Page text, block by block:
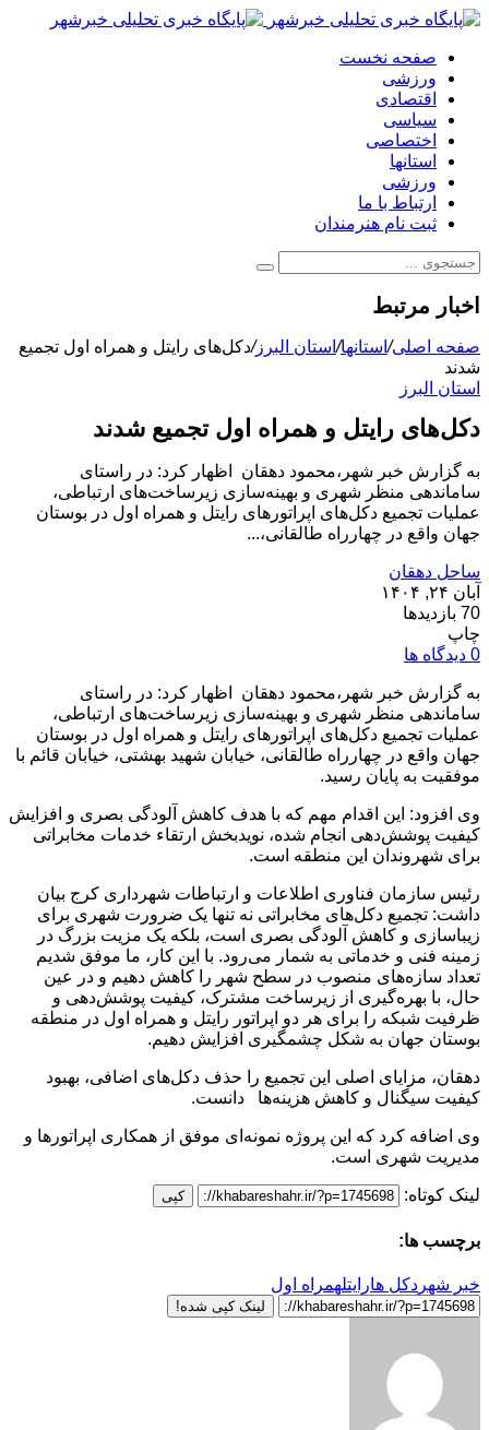
صفحه نخست
ورزشی
اقتصادی
سیاسی
اختصاصی
استانها
ورزشی
ارتباط با ما
ثبت نام هنرمندان
اخبار مرتبط
صفحه اصلی/استانها/استان البرز/دکل‌های رایتل و همراه اول تجمیع
شدند
استان البرز
دکل‌های رایتل و همراه اول تجمیع شدند
به گزارش خبر شهر،محمود دهقان اظهار کرد: در راستای
ساماندهی منظر شهری و بهینه‌سازی زیرساخت‌های ارتباطی،
عملیات تجمیع دکل‌های اپراتورهای رایتل و همراه اول در بوستان
جهان واقع در چهارراه طالقانی،...
ساحل دهقان
آبان ۲۴, ۱۴۰۴
70 بازدیدها
چاپ
0 دیدگاه ها
به گزارش خبر شهر،محمود دهقان اظهار کرد: در راستای
ساماندهی منظر شهری و بهینه‌سازی زیرساخت‌های ارتباطی،
عملیات تجمیع دکل‌های اپراتورهای رایتل و همراه اول در بوستان
جهان واقع در چهارراه طالقانی، خیابان شهید بهشتی، خیابان قائم با
موفقیت به پایان رسید.
وی افزود: این اقدام مهم که با هدف کاهش آلودگی بصری و افزایش
کیفیت پوشش‌دهی انجام شده، نویدبخش ارتقاء خدمات مخابراتی
برای شهروندان این منطقه است.
رئیس سازمان فناوری اطلاعات و ارتباطات شهرداری کرج بیان
داشت: تجمیع دکل‌های مخابراتی نه تنها یک ضرورت شهری برای
زیباسازی و کاهش آلودگی بصری است، بلکه یک مزیت بزرگ در
زمینه فنی و خدماتی به شمار می‌رود. با این کار، ما موفق شدیم
تعداد سازه‌های منصوب در سطح شهر را کاهش دهیم و در عین
حال، با بهره‌گیری از زیرساخت مشترک، کیفیت پوشش‌دهی و
ظرفیت شبکه را برای هر دو اپراتور رایتل و همراه اول در منطقه
بوستان جهان به شکل چشمگیری افزایش دهیم.
دهقان، مزایای اصلی این تجمیع را حذف دکل‌های اضافی، بهبود
کیفیت سیگنال و کاهش هزینه‌ها دانست.
وی اضافه کرد که این پروژه نمونه‌ای موفق از همکاری اپراتورها و
مدیریت شهری است.
لینک کوتاه: کپی
برچسب ها:
خبر شهر دکل هارایتلهمراه اول
لینک کپی شده!